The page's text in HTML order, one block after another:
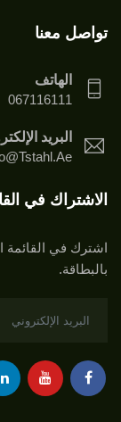
تواصل معنا
الهاتف
067116111
البريد
الاشتراك في
اشترك في القائمة
بالبطاقة.